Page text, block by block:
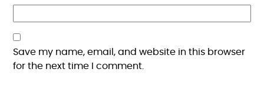
Save my name, email, and website in this browser
for the next time I comment.